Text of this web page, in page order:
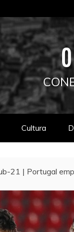
Cultura
21 | Portugal